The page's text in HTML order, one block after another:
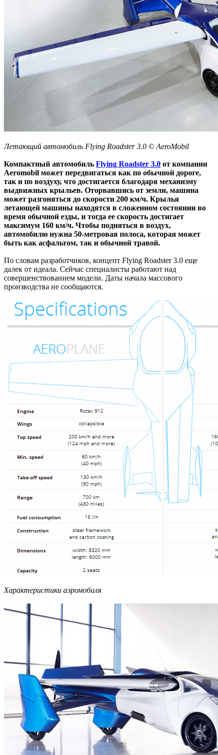
Летающий автомобиль Flying Roadster 3.0 © AeroMobil
Компактный автомобиль Flying Roadster 3.0 от компании
Aeromobil может передвигаться как по обычной дороге,
так и по воздуху, что достигается благодаря механизму
выдвижных крыльев. Оторвавшись от земли, машина
может разгоняться до скорости 200 км/ч. Крылья
летающей машины находятся в сложенном состоянии во
время обычной езды, и тогда ее скорость достигает
максимум 160 км/ч. Чтобы подняться в воздух,
автомобилю нужна 50-метровая полоса, которая может
быть как асфальтом, так и обычной травой.
По словам разработчиков, концепт Flying Roadster 3.0 еще
далек от идеала. Сейчас специалисты работают над
совершенствованием модели. Даты начала массового
производства не сообщаются.
Характеристики аэромобиля